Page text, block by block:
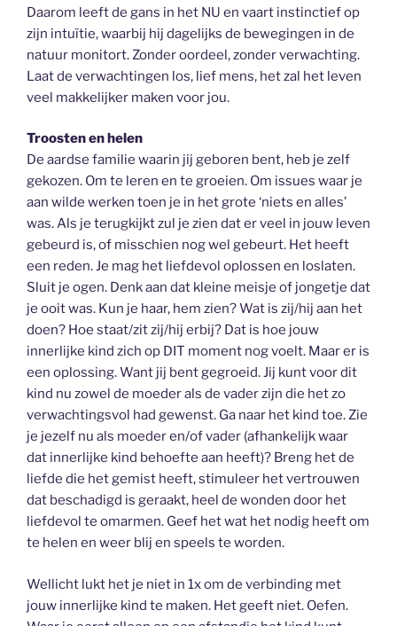
Daarom leeft de gans in het NU en vaart instinctief op
zijn intuïtie, waarbij hij dagelijks de bewegingen in de
natuur monitort. Zonder oordeel, zonder verwachting.
Laat de verwachtingen los, lief mens, het zal het leven
veel makkelijker maken voor jou.
Troosten en helen
De aardse familie waarin jij geboren bent, heb je zelf
gekozen. Om te leren en te groeien. Om issues waar je
aan wilde werken toen je in het grote ‘niets en alles’
was. Als je terugkijkt zul je zien dat er veel in jouw leven
gebeurd is, of misschien nog wel gebeurt. Het heeft
een reden. Je mag het liefdevol oplossen en loslaten.
Sluit je ogen. Denk aan dat kleine meisje of jongetje dat
je ooit was. Kun je haar, hem zien? Wat is zij/hij aan het
doen? Hoe staat/zit zij/hij erbij? Dat is hoe jouw
innerlijke kind zich op DIT moment nog voelt. Maar er is
een oplossing. Want jij bent gegroeid. Jij kunt voor dit
kind nu zowel de moeder als de vader zijn die het zo
verwachtingsvol had gewenst. Ga naar het kind toe. Zie
je jezelf nu als moeder en/of vader (afhankelijk waar
dat innerlijke kind behoefte aan heeft)? Breng het de
liefde die het gemist heeft, stimuleer het vertrouwen
dat beschadigd is geraakt, heel de wonden door het
liefdevol te omarmen. Geef het wat het nodig heeft om
te helen en weer blij en speels te worden.
Wellicht lukt het je niet in 1x om de verbinding met
jouw innerlijke kind te maken. Het geeft niet. Oefen.